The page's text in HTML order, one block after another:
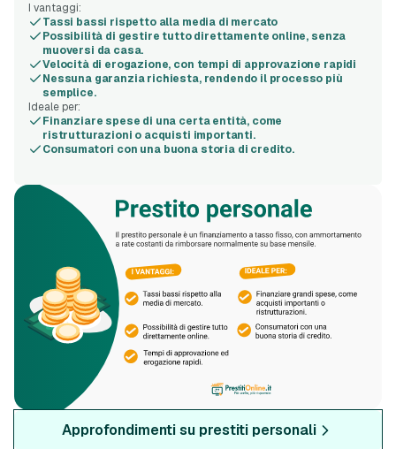
I vantaggi:
Tassi bassi rispetto alla media di mercato
Possibilità di gestire tutto direttamente online, senza
muoversi da casa.
Velocità di erogazione, con tempi di approvazione rapidi
Nessuna garanzia richiesta, rendendo il processo più
semplice.
Ideale per:
Finanziare spese di una certa entità, come
ristrutturazioni o acquisti importanti.
Consumatori con una buona storia di credito.
Approfondimenti su prestiti personali